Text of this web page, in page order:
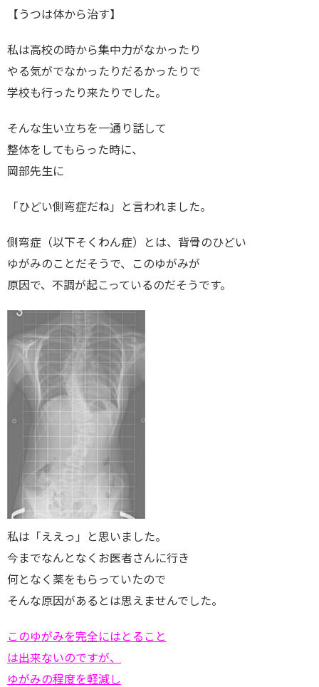
【うつは体から治す】
私は高校の時から集中力がなかったり
やる気がでなかったりだるかったりで
学校も行ったり来たりでした。
そんな生い立ちを一通り話して
整体をしてもらった時に、
岡部先生に
「ひどい側弯症だね」と言われました。
側弯症（以下そくわん症）とは、背骨のひどい
ゆがみのことだそうで、このゆがみが
原因で、不調が起こっているのだそうです。
私は「ええっ」と思いました。
今までなんとなくお医者さんに行き
何となく薬をもらっていたので
そんな原因があるとは思えませんでした。
このゆがみを完全にはとること
は出来ないのですが、
ゆがみの程度を軽減し